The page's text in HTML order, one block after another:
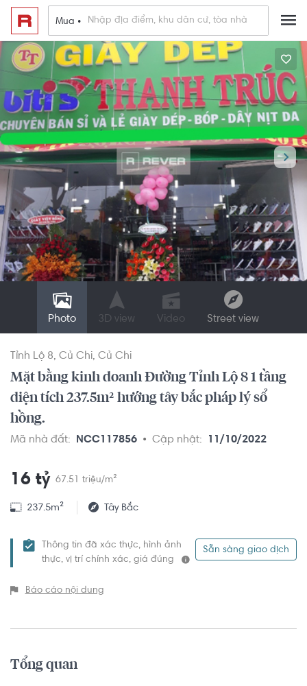
Mua •
Photo 3D view Video Street view
Tỉnh Lộ 8 Củ Chi Củ Chi
Mặt bằng kinh doanh Đường Tỉnh Lộ 8 1 tầng
diện tích 237.5m² hướng tây bắc pháp lý sổ
hồng.
Mã nhà đất: NCC117856 Cập nhật: 11/10/2022
16 tỷ 67.51 triệu/m²
237.5m² Tây Bắc
Thông tin đã xác thực, hình ảnh
thực, vị trí chính xác, giá đúng
Sẵn sàng giao dịch
Báo cáo nội dung
Tổng quan